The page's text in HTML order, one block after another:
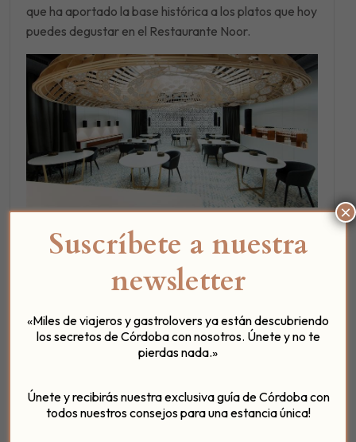
que ha aportado la base histórica a los platos que hoy
puedes degustar en el Restaurante Noor.
Lo cierto es que cuando entras en este rincón ya te
sientes como en casa, es muy #HomeAndLove y ya
sabéis que ese concepto nos gana, es más, nos
Por eso nos declaramos amantes ya de Restaurante
Noor, un espacio en el que puedes llegar a
experimentar sensaciones culinarias que hasta ahora
Sin duda, es y será un restaurante que os vamos a
Suscríbete a nuestra
newsletter
«Miles de viajeros y gastrolovers ya están descubriendo
los secretos de Córdoba con nosotros. Únete y no te
pierdas nada.»
Únete y recibirás nuestra exclusiva guía de Córdoba con
todos nuestros consejos para una estancia única!
×